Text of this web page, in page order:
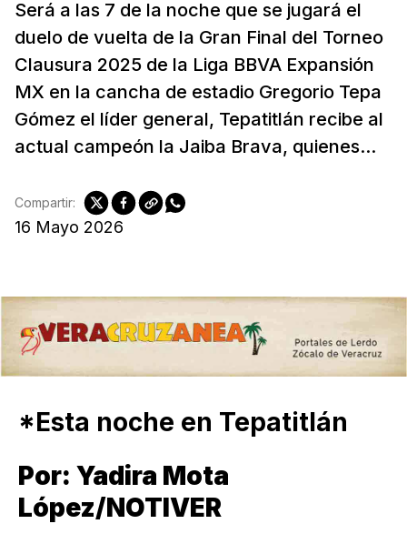
Será a las 7 de la noche que se jugará el
duelo de vuelta de la Gran Final del Torneo
Clausura 2025 de la Liga BBVA Expansión
MX en la cancha de estadio Gregorio Tepa
Gómez el líder general, Tepatitlán recibe al
actual campeón la Jaiba Brava, quienes...
16 Mayo 2026
Compartir:
*Esta noche en Tepatitlán
Por: Yadira Mota
López/NOTIVER